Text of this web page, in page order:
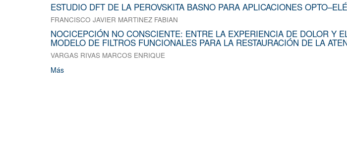
ESTUDIO DFT DE LA PEROVSKITA BASNO PARA APLICACIONES
FRANCISCO JAVIER MARTINEZ FABIAN
NOCICEPCIÓN NO CONSCIENTE: ENTRE LA EXPERIENCIA DE DOLOR Y
MODELO DE FILTROS FUNCIONALES PARA LA RESTAURACIÓN DE LA
VARGAS RIVAS MARCOS ENRIQUE
Más